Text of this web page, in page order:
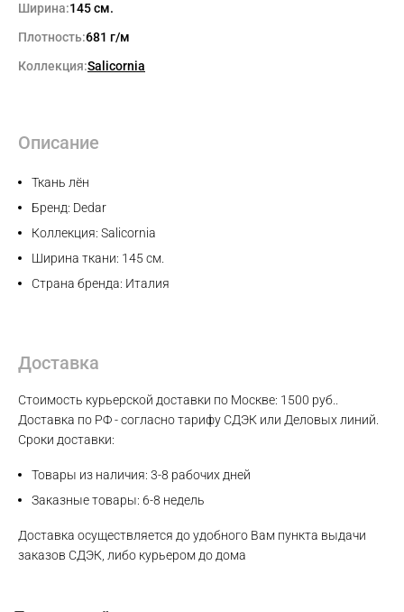
Ширина:145 см.
Плотность:681 г/м
Коллекция:Salicornia
Описание
Ткань лён
Бренд: Dedar
Коллекция: Salicornia
Ширина ткани: 145 см.
Страна бренда: Италия
Доставка
Стоимость курьерской доставки по Москве: 1500 руб..
Доставка по РФ - согласно тарифу СДЭК или Деловых линий.
Сроки доставки:
Товары из наличия: 3-8 рабочих дней
Заказные товары: 6-8 недель
Доставка осуществляется до удобного Вам пункта выдачи
заказов СДЭК, либо курьером до дома